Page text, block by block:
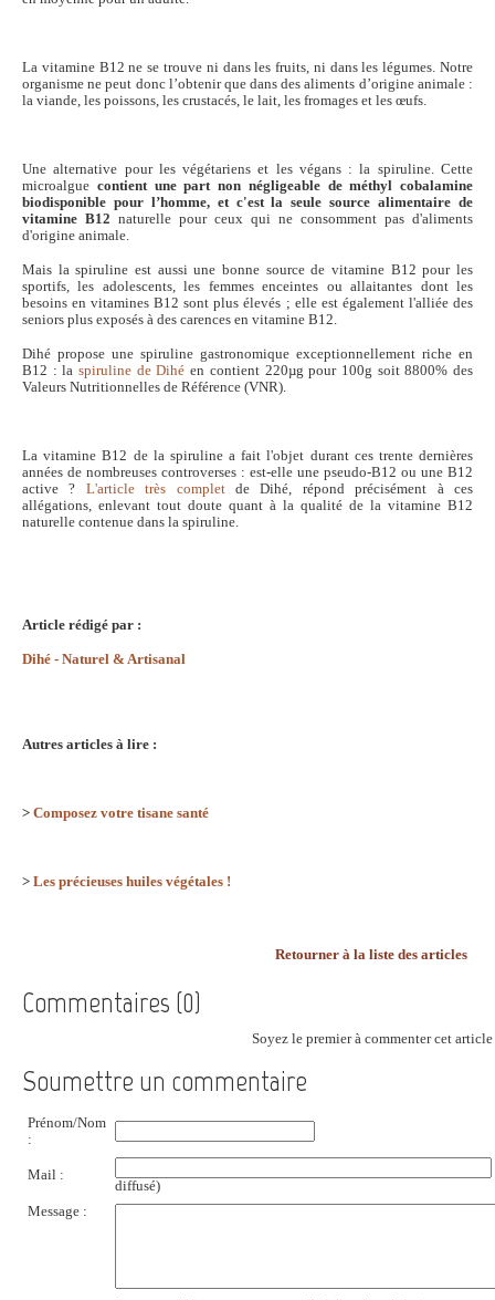
La vitamine B12 ne se trouve ni dans les fruits, ni dans les légumes. Notre
organisme ne peut donc l’obtenir que dans des aliments d’origine animale :
la viande, les poissons, les crustacés, le lait, les fromages et les œufs.
Une alternative pour les végétariens et les végans : la spiruline. Cette
microalgue contient une part non négligeable de méthyl cobalamine
biodisponible pour l’homme, et c'est la seule source alimentaire de
vitamine B12 naturelle pour ceux qui ne consomment pas d'aliments
d'origine animale.
Mais la spiruline est aussi une bonne source de vitamine B12 pour les
sportifs, les adolescents, les femmes enceintes ou allaitantes dont les
besoins en vitamines B12 sont plus élevés ; elle est également l'alliée des
seniors plus exposés à des carences en vitamine B12.
Dihé propose une spiruline gastronomique exceptionnellement riche en
B12 : laspiruline de Dihé en contient 220µg pour 100g soit 8800% des
Valeurs Nutritionnelles de Référence (VNR).
La vitamine B12 de la spiruline a fait l'objet durant ces trente dernières
années de nombreuses controverses : est-elle une pseudo-B12 ou une B12
active ? L'article très completde Dihé, répond précisément à ces
allégations, enlevant tout doute quant à la qualité de la vitamine B12
naturelle contenue dans la spiruline.
Article rédigé par :
Dihé - Naturel & Artisanal
Autres articles à lire :
> Composez votre tisane santé
> Les précieuses huiles végétales !
Retourner à la liste des articles
Commentaires (0)
Soyez le premier à commenter cet article
Soumettre un commentaire
Prénom/Nom
:
Mail :
diffusé)
Message :